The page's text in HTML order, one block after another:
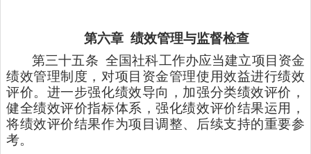
第六章 绩效管理与监督检查
第三十五条 全国社科工作办应当建立项目资金
绩效管理制度，对项目资金管理使用效益进行绩效
评价。进一步强化绩效导向，加强分类绩效评价，
健全绩效评价指标体系，强化绩效评价结果运用，
将绩效评价结果作为项目调整、后续支持的重要参
考。